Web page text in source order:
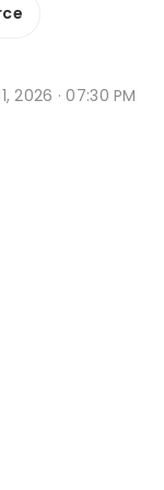
2026 · 07:30 PM